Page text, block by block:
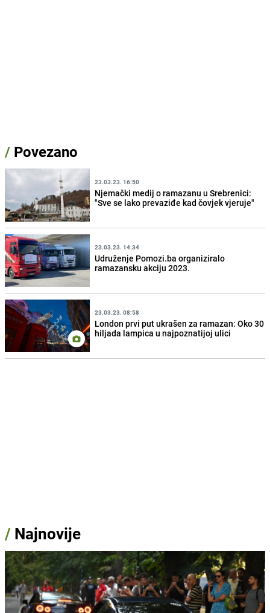
/ Povezano
23.03.23. 16:50
Njemački medij o ramazanu u Srebrenici:
"Sve se lako prevaziđe kad čovjek vjeruje"
23.03.23. 14:34
Udruženje Pomozi.ba organiziralo
ramazansku akciju 2023.
23.03.23. 08:58
London prvi put ukrašen za ramazan: Oko 30
hiljada lampica u najpoznatijoj ulici
/ Najnovije